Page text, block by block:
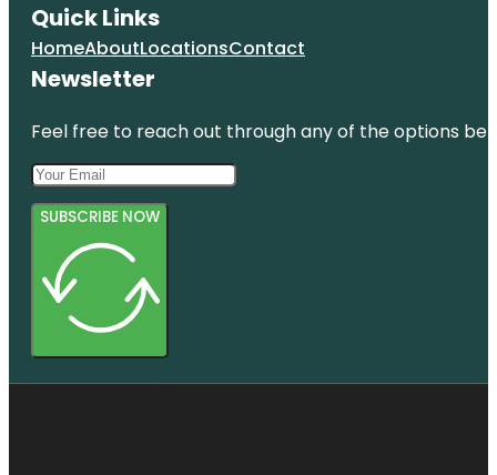
Quick Links
HomeAboutLocationsContact
Newsletter
Feel free to reach out through any of the options
SUBSCRIBE NOW